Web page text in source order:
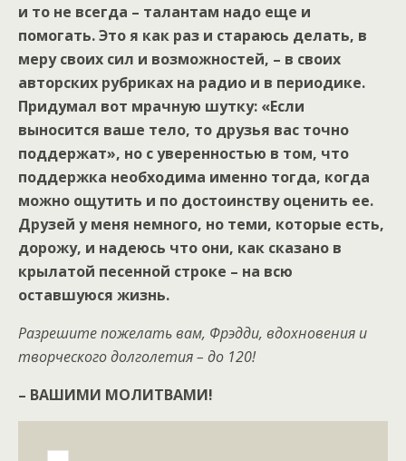
и то не всегда – талантам надо еще и
помогать. Это я как раз и стараюсь делать, в
меру своих сил и возможностей, – в своих
авторских рубриках на радио и в периодике.
Придумал вот мрачную шутку: «Если
выносится ваше тело, то друзья вас точно
поддержат», но с уверенностью в том, что
поддержка необходима именно тогда, когда
можно ощутить и по достоинству оценить ее.
Друзей у меня немного, но теми, которые есть,
дорожу, и надеюсь что они, как сказано в
крылатой песенной строке – на всю
оставшуюся жизнь.
Разрешите пожелать вам, Фрэдди, вдохновения и
творческого долголетия – до 120!
– ВАШИМИ МОЛИТВАМИ!